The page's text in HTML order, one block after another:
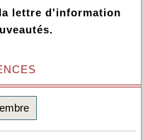
lettre d'information